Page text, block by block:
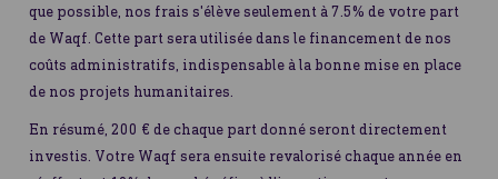
que possible, nos frais s'élève seulement à 7.5% de votre part
de Waqf. Cette part sera utilisée dans le financement de nos
coûts administratifs, indispensable à la bonne mise en place
de nos projets humanitaires.
En résumé, 200 € de chaque part donné seront directement
investis. Votre Waqf sera ensuite revalorisé chaque année en